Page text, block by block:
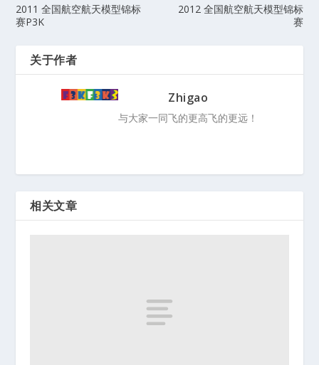
2011 全国航空航天模型锦标
赛P3K
2012 全国航空航天模型锦标
赛
关于作者
Zhigao
与大家一同飞的更高飞的更远！
相关文章